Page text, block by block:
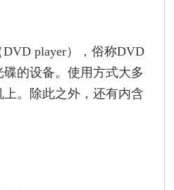
player），俗称DVD
的设备。使用方式大多
。除此之外，还有内含